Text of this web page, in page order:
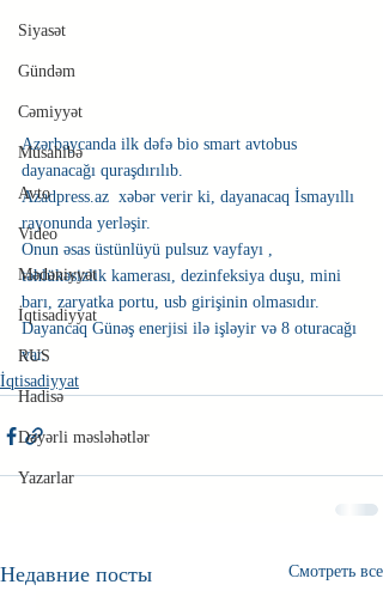
Siyasət
Gündəm
Cəmiyyət
Müsahibə
Avto
Video
Mədəniyyət
İqtisadiyyat
RUS
Hadisə
Dəyərli məsləhətlər
Yazarlar
Azərbaycanda ilk dəfə bio smart avtobus
dayanacağı quraşdırılıb.
Azadpress.az  xəbər verir ki, dayanacaq İsmayıllı
rayonunda yerləşir.
Onun əsas üstünlüyü pulsuz vayfayı ,
təhlükəsizlik kamerası, dezinfeksiya duşu, mini
barı, zaryatka portu, usb girişinin olmasıdır.
Dayancaq Günəş enerjisi ilə işləyir və 8 oturacağı
var.
İqtisadiyyat
Недавние посты Смотреть все